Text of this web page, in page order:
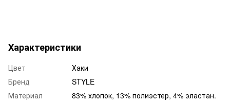
Характеристики
Цвет
Хаки
Бренд
STYLE
Материал
83% хлопок, 13% полиэстер, 4% эластан.